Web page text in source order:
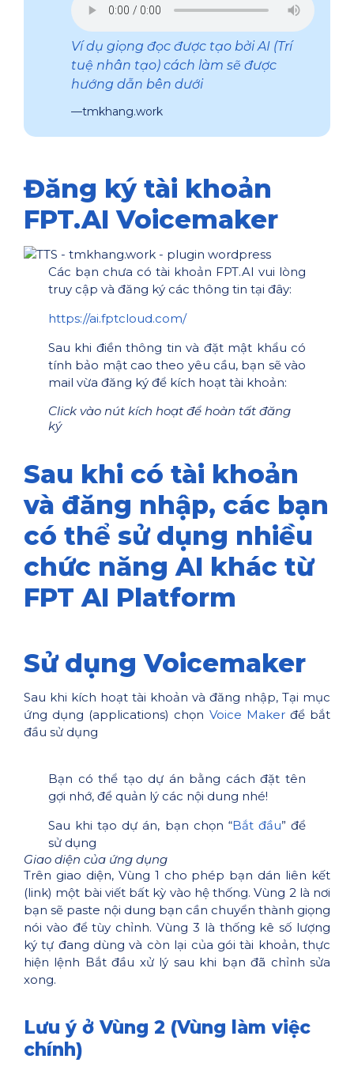
Ví dụ giọng đọc được tạo bởi AI (Trí
tuệ nhân tạo) cách làm sẽ được
hướng dẫn bên dưới
tmkhang.work
Đăng ký tài khoản
FPT.AI Voicemaker
Các bạn chưa có tài khoản FPT.AI vui lòng
truy cập và đăng ký các thông tin tại đây:
https://ai.fptcloud.com/
Sau khi điền thông tin và đặt mật khẩu có
tính bảo mật cao theo yêu cầu, bạn sẽ vào
mail vừa đăng ký để kích hoạt tài khoản:
Click vào nút kích hoạt để hoàn tất đăng
ký
Sau khi có tài khoản
và đăng nhập, các bạn
có thể sử dụng nhiều
chức năng AI khác từ
FPT AI Platform
Sử dụng Voicemaker
Sau khi kích hoạt tài khoản và đăng nhập, Tại mục
ứng dụng (applications) chọn Voice Makerđể bắt
đầu sử dụng
Bạn có thể tạo dự án bằng cách đặt tên
gợi nhớ, để quản lý các nội dung nhé!
Sau khi tạo dự án, bạn chọn “Bắt đầu” để
sử dụng
Giao diện của ứng dụng
Trên giao diện, Vùng 1 cho phép bạn dán liên kết
(link) một bài viết bất kỳ vào hệ thống. Vùng 2 là nơi
bạn sẽ paste nội dung bạn cần chuyển thành giọng
nói vào để tùy chỉnh. Vùng 3 là thống kê số lượng
ký tự đang dùng và còn lại của gói tài khoản, thực
hiện lệnh Bắt đầu xử lý sau khi bạn đã chỉnh sửa
xong.
Lưu ý ở Vùng 2 (Vùng làm việc
chính)